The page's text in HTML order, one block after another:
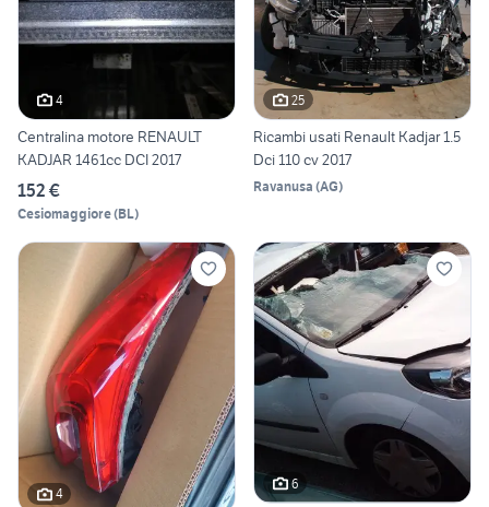
4
Centralina motore RENAULT
KADJAR 1461cc DCI 2017
152 €
Cesiomaggiore(BL)
25
Ricambi usati Renault Kadjar 1.5
Dci 110 cv 2017
Ravanusa (AG)
4
6